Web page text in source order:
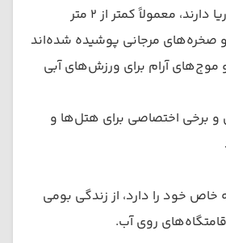
معمولاً کمتر از ۲ متر
صخره‌های مرجانی پوشیده شده‌اند
آرام برای ورزش‌های آبی
برخی اختصاصی برای هتل‌ها و
خاص خود را دارد، از زندگی بومی
روی آب.